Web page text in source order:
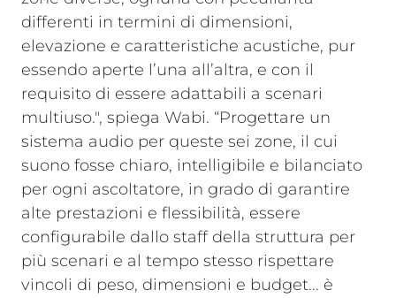
differenti in termini di dimensioni,
elevazione e caratteristiche acustiche, pur
essendo aperte l’una all’altra, e con il
requisito di essere adattabili a scenari
multiuso.", spiega Wabi. “Progettare un
sistema audio per queste sei zone, il cui
suono fosse chiaro, intelligibile e bilanciato
per ogni ascoltatore, in grado di garantire
alte prestazioni e flessibilità, essere
configurabile dallo staff della struttura per
più scenari e al tempo stesso rispettare
vincoli di peso, dimensioni e budget... è